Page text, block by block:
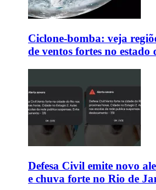
Ciclone-bomba: veja
de ventos fortes no estado
Defesa Civil emite novo
e chuva forte no Rio de